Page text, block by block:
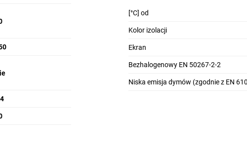
[°C] od
Kolor izolacji
Ekran
Bezhalogenowy EN 50267-2-2
Niska emisja dymów (zgodnie z EN